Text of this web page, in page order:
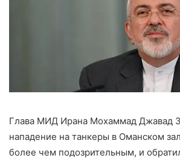
Глава МИД Ирана Мохаммад Джавад
нападение на танкеры в Оманском
более чем подозрительным, и